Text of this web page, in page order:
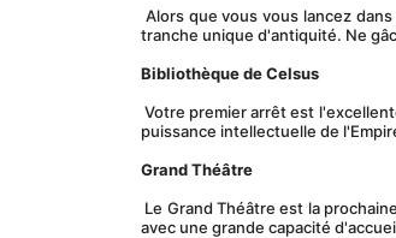
Alors que vous vous lancez
tranche unique d'antiquité. Ne
Bibliothèque de Celsus
Votre premier arrêt est l'excellente bibliothèque de Celsus. Abritant autrefois des milliers de rouleaux, cette structure témoigne de la
puissance intellectuelle de
Grand Théâtre
avec une grande capacité